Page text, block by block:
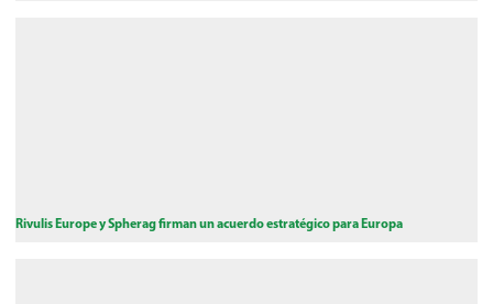
Rivulis Europe y Spherag firman un acuerdo estratégico para Europa